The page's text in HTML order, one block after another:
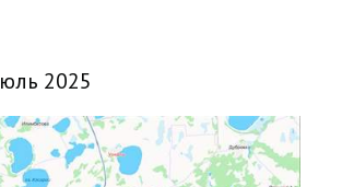
2025